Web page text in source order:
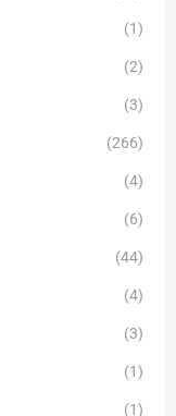
(1)
(2)
(3)
(266)
(4)
(6)
(44)
(4)
(3)
(1)
(1)